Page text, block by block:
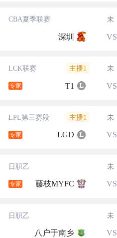
CBA夏季联赛 未
深圳 VS
LCK联赛 主播1 未
专家 T1 VS
LPL第三赛段 主播1 未
专家 LGD VS
日职乙 未
专家 藤枝MYFC VS
日职乙 未
八户于南乡 VS